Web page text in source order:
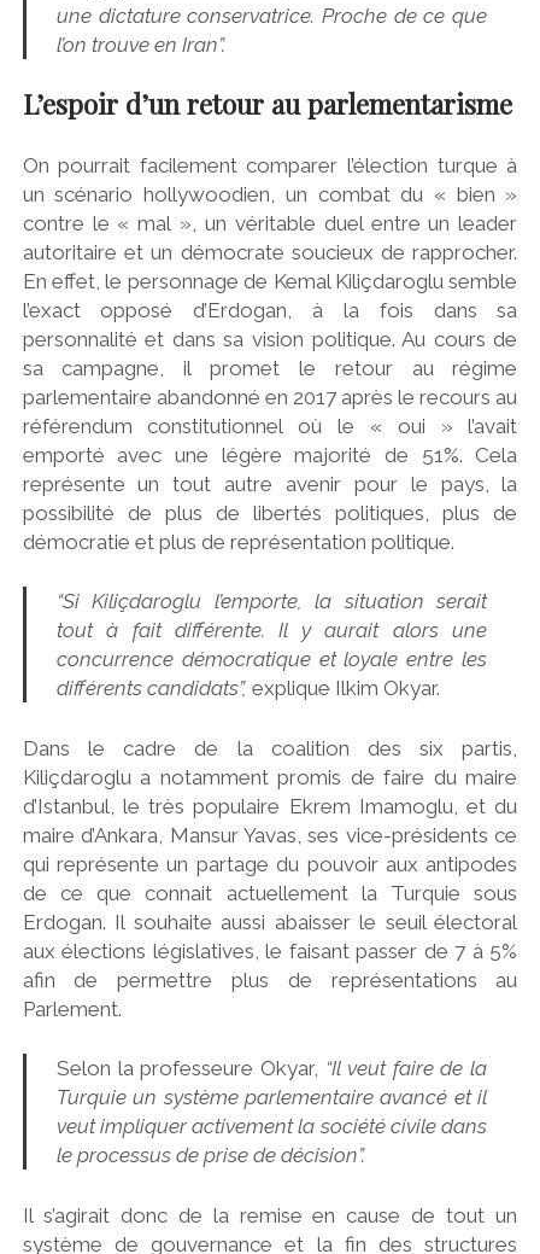
une dictature conservatrice. Proche de ce que
l’on trouve en Iran”.
L’espoir d’un retour au parlementarisme
On pourrait facilement comparer l’élection turque à
un scénario hollywoodien, un combat du « bien »
contre le « mal », un véritable duel entre un leader
autoritaire et un démocrate soucieux de rapprocher.
En effet, le personnage de Kemal Kiliçdaroglu semble
l’exact opposé d’Erdogan, à la fois dans sa
personnalité et dans sa vision politique. Au cours de
sa campagne, il promet le retour au régime
parlementaire abandonné en 2017 après le recours au
référendum constitutionnel où le « oui » l’avait
emporté avec une légère majorité de 51%. Cela
représente un tout autre avenir pour le pays, la
possibilité de plus de libertés politiques, plus de
démocratie et plus de représentation politique.
“Si Kiliçdaroglu l’emporte, la situation serait
tout à fait différente. Il y aurait alors une
concurrence démocratique et loyale entre les
différents candidats”, explique Ilkim Okyar.
Dans le cadre de la coalition des six partis,
Kiliçdaroglu a notamment promis de faire du maire
d’Istanbul, le très populaire Ekrem Imamoglu, et du
maire d’Ankara, Mansur Yavas, ses vice-présidents ce
qui représente un partage du pouvoir aux antipodes
de ce que connait actuellement la Turquie sous
Erdogan. Il souhaite aussi abaisser le seuil électoral
aux élections législatives, le faisant passer de 7 à 5%
afin de permettre plus de représentations au
Parlement.
Selon la professeure Okyar, “Il veut faire de la
Turquie un système parlementaire avancé et il
veut impliquer activement la société civile dans
le processus de prise de décision”.
Il s’agirait donc de la remise en cause de tout un
système de gouvernance et la fin des structures